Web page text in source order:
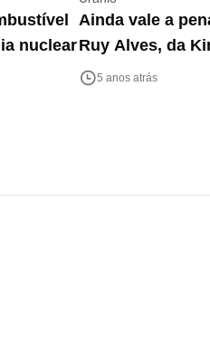
nuclear
Ainda vale a
Ruy Alves, da
5 anos atrás